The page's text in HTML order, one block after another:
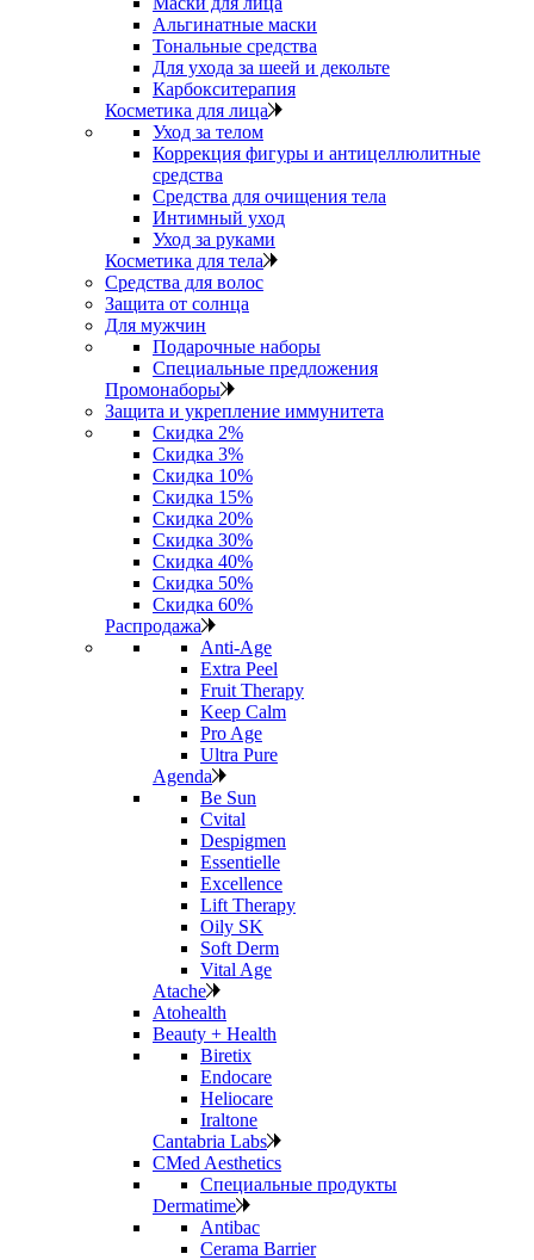
Альгинатные маски
Тональные средства
Для ухода за шеей и декольте
Карбокситерапия
Косметика для лица
Уход за телом
Коррекция фигуры и антицеллюлитные
средства
Средства для очищения тела
Интимный уход
Уход за руками
Косметика для тела
Средства для волос
Защита от солнца
Для мужчин
Подарочные наборы
Специальные предложения
Промонаборы
Защита и укрепление иммунитета
Скидка 2%
Скидка 3%
Скидка 10%
Скидка 15%
Скидка 20%
Скидка 30%
Скидка 40%
Скидка 50%
Скидка 60%
Распродажа
Anti‑Age
Extra Peel
Fruit Therapy
Keep Calm
Pro Age
Ultra Pure
Agenda
Be Sun
Cvital
Despigmen
Essentielle
Excellence
Lift Therapy
Oily SK
Soft Derm
Vital Age
Atache
Atohealth
Beauty + Health
Biretix
Endocare
Heliocare
Iraltone
Cantabria Labs
CMed Aesthetics
Специальные продукты
Dermatime
Antibac
Cerama Barrier